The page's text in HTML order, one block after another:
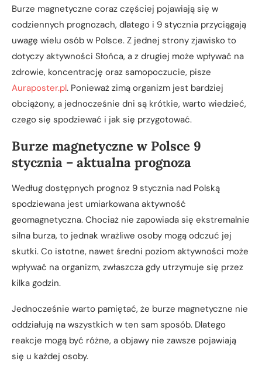
Burze magnetyczne coraz częściej pojawiają się w
codziennych prognozach, dlatego i 9 stycznia przyciągają
uwagę wielu osób w Polsce. Z jednej strony zjawisko to
dotyczy aktywności Słońca, a z drugiej może wpływać na
zdrowie, koncentrację oraz samopoczucie, pisze
Auraposter.pl. Ponieważ zimą organizm jest bardziej
obciążony, a jednocześnie dni są krótkie, warto wiedzieć,
czego się spodziewać i jak się przygotować.
Burze magnetyczne w Polsce 9
stycznia – aktualna prognoza
Według dostępnych prognoz 9 stycznia nad Polską
spodziewana jest umiarkowana aktywność
geomagnetyczna. Chociaż nie zapowiada się ekstremalnie
silna burza, to jednak wrażliwe osoby mogą odczuć jej
skutki. Co istotne, nawet średni poziom aktywności może
wpływać na organizm, zwłaszcza gdy utrzymuje się przez
kilka godzin.
Jednocześnie warto pamiętać, że burze magnetyczne nie
oddziałują na wszystkich w ten sam sposób. Dlatego
reakcje mogą być różne, a objawy nie zawsze pojawiają
się u każdej osoby.